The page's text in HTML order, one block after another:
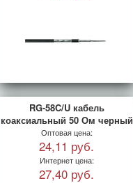
RG-58C/U кабель
коаксиальный 50 Ом черный
Оптовая цена:
24,11 руб.
Интернет цена:
27,40 руб.